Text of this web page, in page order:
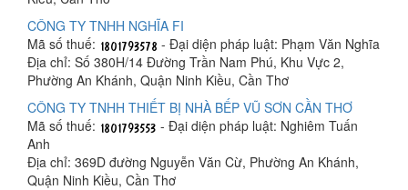
CÔNG TY TNHH NGHĨA FI
Mã số thuế:
- Đại diện pháp luật: Phạm Văn Nghĩa
Địa chỉ: Số 380H/14 Đường Trần Nam Phú, Khu Vực 2,
Phường An Khánh, Quận Ninh Kiều, Cần Thơ
CÔNG TY TNHH THIẾT BỊ NHÀ BẾP VŨ SƠN CẦN THƠ
Mã số thuế:
- Đại diện pháp luật: Nghiêm Tuấn
Anh
Địa chỉ: 369D đường Nguyễn Văn Cừ, Phường An Khánh,
Quận Ninh Kiều, Cần Thơ